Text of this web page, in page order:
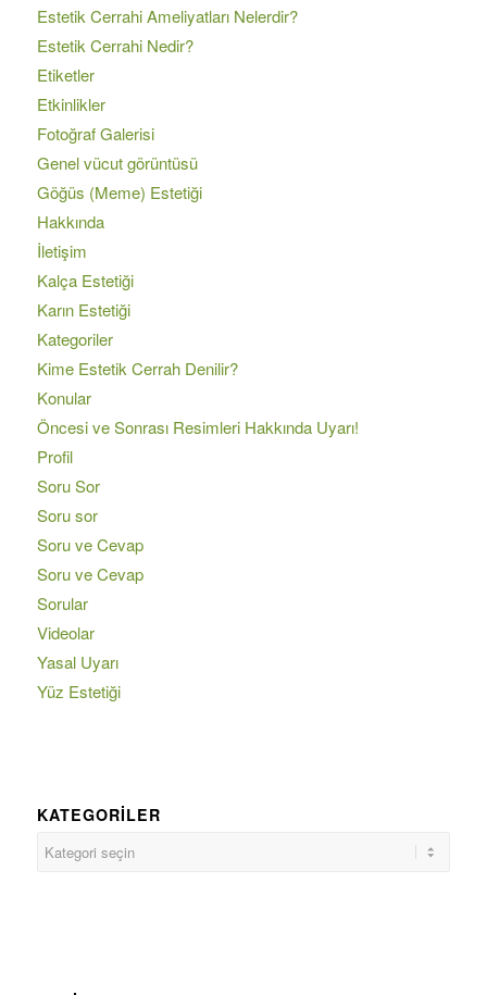
Estetik Cerrahi Ameliyatları Nelerdir?
Estetik Cerrahi Nedir?
Etiketler
Etkinlikler
Fotoğraf Galerisi
Genel vücut görüntüsü
Göğüs (Meme) Estetiği
Hakkında
İletişim
Kalça Estetiği
Karın Estetiği
Kategoriler
Kime Estetik Cerrah Denilir?
Konular
Öncesi ve Sonrası Resimleri Hakkında Uyarı!
Profil
Soru Sor
Soru sor
Soru ve Cevap
Soru ve Cevap
Sorular
Videolar
Yasal Uyarı
Yüz Estetiği
KATEGORILER